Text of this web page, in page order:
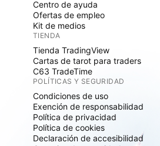
Centro de ayuda
Ofertas de empleo
Kit de medios
TIENDA
Tienda TradingView
Cartas de tarot para traders
C63 TradeTime
POLÍTICAS Y SEGURIDAD
Condiciones de uso
Exención de responsabilidad
Política de privacidad
Política de cookies
Declaración de accesibilidad